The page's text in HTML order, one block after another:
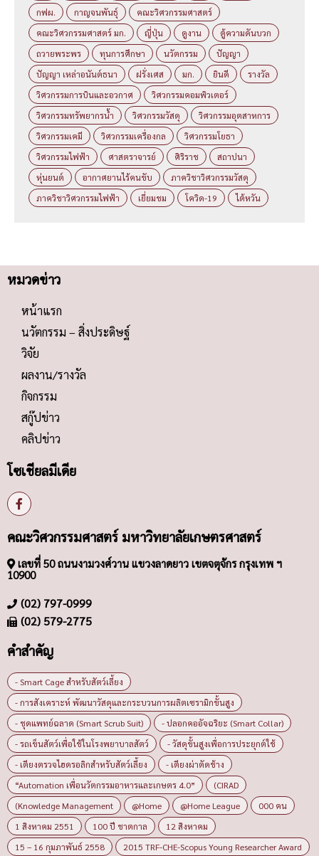
กฟผ.
กาญจนพันธุ์
คณะวิศวกรรมศาสตร์
คณะวิศวกรรมศาสตร์ มก.
ญี่ปุ่น ดูงาน
ตู้ความดันบวก
ถวายพระพร
ทุนการศึกษา นวัตกรรม
ปัญญา
ปัญญา เหล่าอนันต์ธนา
ฝรั่งเศส มก. ยินดี
รางวัล
วิศวกรรมการบินและอวกาศ
วิศวกรรมคอมพิวเตอร์
วิศวกรรมทรัพยากรน้ำ
วิศวกรรมวัสดุ
วิศวกรรมอุตสาหการ
วิศวกรรมเคมี
วิศวกรรมเครื่องกล
วิศวกรรมโยธา
วิศวกรรมไฟฟ้า
ศาสตราจารย์ ศิริราช
สถาปนา
หุ่นยนต์
อากาศยานไร้คนขับ
ภาควิชาวิศวกรรมวัสดุ
ภาควิชาวิศวกรรมไฟฟ้า
เยี่ยมชม โควิด-19 ไต้หวัน
หมวดข่าว
หน้าแรก
นวัตกรรม – สิ่งประดิษฐ์
วิจัย
ผลงาน/รางวัล
กิจกรรม
สกู๊ปข่าว
คลิปข่าว
โซเชียลมีเดีย
คณะวิศวกรรมศาสตร์ มหาวิทยาลัยเกษตรศาสตร์
เลขที่ 50 ถนนงามวงศ์วาน แขวงลาดยาว เขตจตุจักร กรุงเทพ ฯ
10900
(02) 797-0999
(02) 579-2775
คำสำคัญ
- Smart Cage สำหรับสัตว์เลี้ยง
- การสังเคราะห์ พัฒนาวัสดุและกระบวนการผลิตเซรามิกขั้นสูง
- ชุดแพทย์ฉลาด (Smart Scrub Suit)
- ปลอกคออัจฉริยะ (Smart Collar)
- รถเข็นสัตว์เพื่อใช้ในโรงพยาบาลสัตว์
- วัสดุขั้นสูงเพื่อการประยุกต์ใช้
- เตียงตรวจไฮดรอลิกสำหรับสัตว์เลี้ยง
- เตียงผ่าตัดช้าง
“Automation เพื่อนวัตกรรมอาหารและเกษตร 4.0”
(CIRAD
(Knowledge Management
@Home @Home League
000 คน
1 สิงหาคม 2551
100 ปี ชาตกาล
12 สิงหาคม
15 – 16 กุมภาพันธ์ 2558
2015 TRF-CHE-Scopus Young Researcher Award